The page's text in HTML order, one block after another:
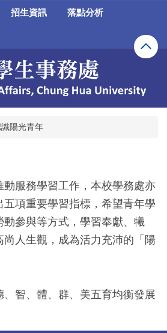
招生資訊 落點分析
陽光青年
服務學習工作，本校學務處亦
項重要學習指標，希望青年學
參與等方式，學習奉獻、犧
人生觀，成為活力充沛的「陽
智、體、群、美五育均衡發展